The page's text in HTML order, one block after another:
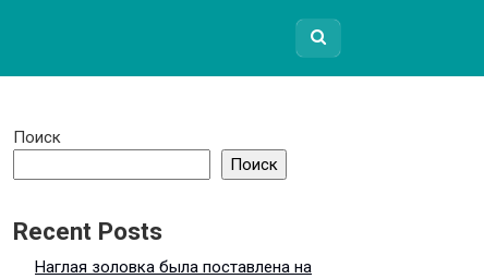
Поиск
Поиск
Recent Posts
Наглая золовка была поставлена на